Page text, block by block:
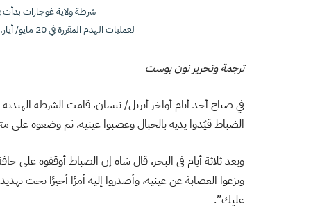
شرطة ولاية غوجارات بدأت
لعمليات الهدم المقررة في 20 مايو/ أيار.
ترجمة وتحرير نون بوست
في صباح أحد أيام أواخر أبريل/ نيسان، قامت الشرطة
الضباط قيّدوا يديه بالحبال وعصبوا عينيه، ثم وضعوه على
وبعد ثلاثة أيام في البحر، قال شاه إن الضباط أوقفوه على
ونزعوا العصابة عن عينيه، وأصدروا إليه أمرًا أخيرًا تحت
عليك”.